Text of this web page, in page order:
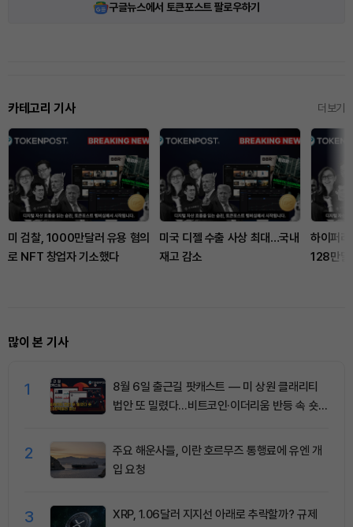
구글뉴스에서 토큰포스트 팔로우하기
카테고리 기사 더보기
미 검찰, 1000만달러 유용 혐의
로 NFT 창업자 기소했다
미국 디젤 수출 사상 최대…국내
재고 감소
하이퍼
128만달
많이 본 기사
1
8월 6일 출근길 팟캐스트 — 미 상원 클래리티
법안 또 밀렸다…비트코인·이더리움 반등 속 숏
2
주요 해운사들, 이란 호르무즈 통행료에 유엔 개
입 요청
3
XRP, 1.06달러 지지선 아래로 추락할까? 규제